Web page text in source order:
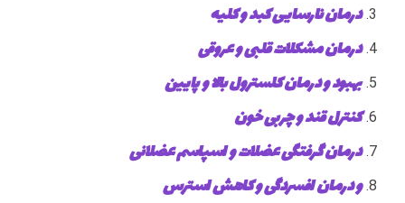
درمان نارسایی کبد و کلیه
درمان مشکلات قلبی و عروقی
بهبود و درمان کلسترول بالا و پایین
کنترل قند و چربی خون
درمان گرفتگی عضلات و اسپاسم عضلانی
و درمان افسردگی و کاهش استرس